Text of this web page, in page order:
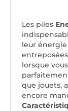
Les piles
leur énergie
lorsque
que jouets,
encore